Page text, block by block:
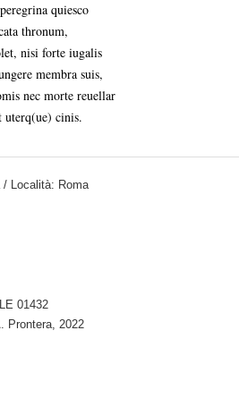
quiesco
thronum,
nisi forte iugalis
membra suis,
nec morte reuellar
cinis.
/ Località: Roma
01432
Prontera, 2022